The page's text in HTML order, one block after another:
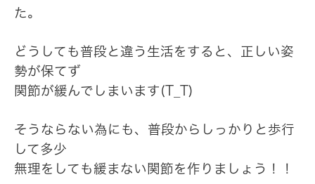
た。
どうしても普段と違う生活をすると、正しい姿
勢が保てず
関節が緩んでしまいます(T_T)
そうならない為にも、普段からしっかりと歩行
して多少
無理をしても緩まない関節を作りましょう！！